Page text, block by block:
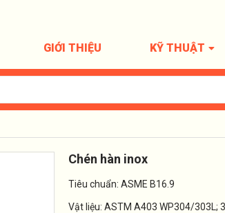
GIỚI THIỆU KỸ THUẬT
Chén hàn inox
Tiêu chuẩn: ASME B16.9
Vật liệu: ASTM A403 WP304/303L;